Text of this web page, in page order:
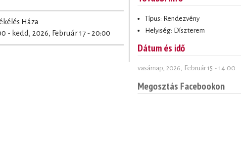
Háza
- kedd, 2026, Február 17 - 20:00
Típus: Rendezvény
Helyiség: Díszterem
Dátum és idő
vasárnap, 2026, Február 15 - 14:00
Megosztás Facebookon